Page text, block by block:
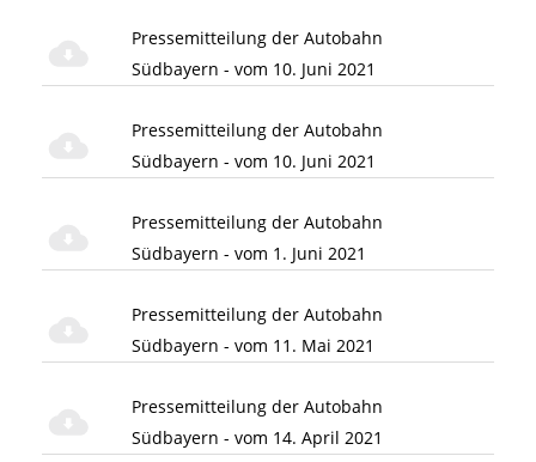
Pressemitteilung der Autobahn
Südbayern - vom 10. Juni 2021
Pressemitteilung der Autobahn
Südbayern - vom 10. Juni 2021
Pressemitteilung der Autobahn
Südbayern - vom 1. Juni 2021
Pressemitteilung der Autobahn
Südbayern - vom 11. Mai 2021
Pressemitteilung der Autobahn
Südbayern - vom 14. April 2021